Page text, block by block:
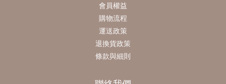
會員權益
購物流程
運送政策
退換貨政策
條款與細則